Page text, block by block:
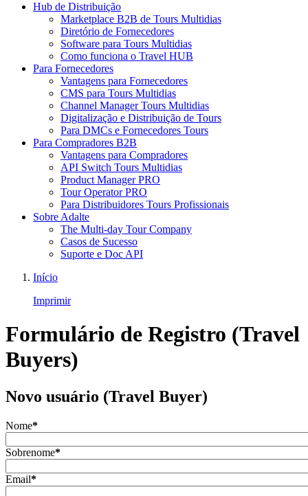
Hub de Distribuição
Marketplace B2B de Tours Multidias
Diretório de Fornecedores
Software para Tours Multidias
Como funciona o Travel HUB
Para Fornecedores
Vantagens para Fornecedores
CMS para Tours Multidias
Channel Manager Tours Multidias
Digitalização e Distribuição de Tours
Para DMCs e Fornecedores Tours
Para Compradores B2B
Vantagens para Compradores
API Switch Tours Multidias
Product Manager PRO
Tour Operator PRO
Para Distribuidores Tours Profissionais
Sobre Adalte
The Multi-day Tour Company
Casos de Sucesso
Suporte e Doc API
Início
Imprimir
Formulário de Registro (Travel
Buyers)
Novo usuário (Travel Buyer)
Nome*
Sobrenome*
Email*